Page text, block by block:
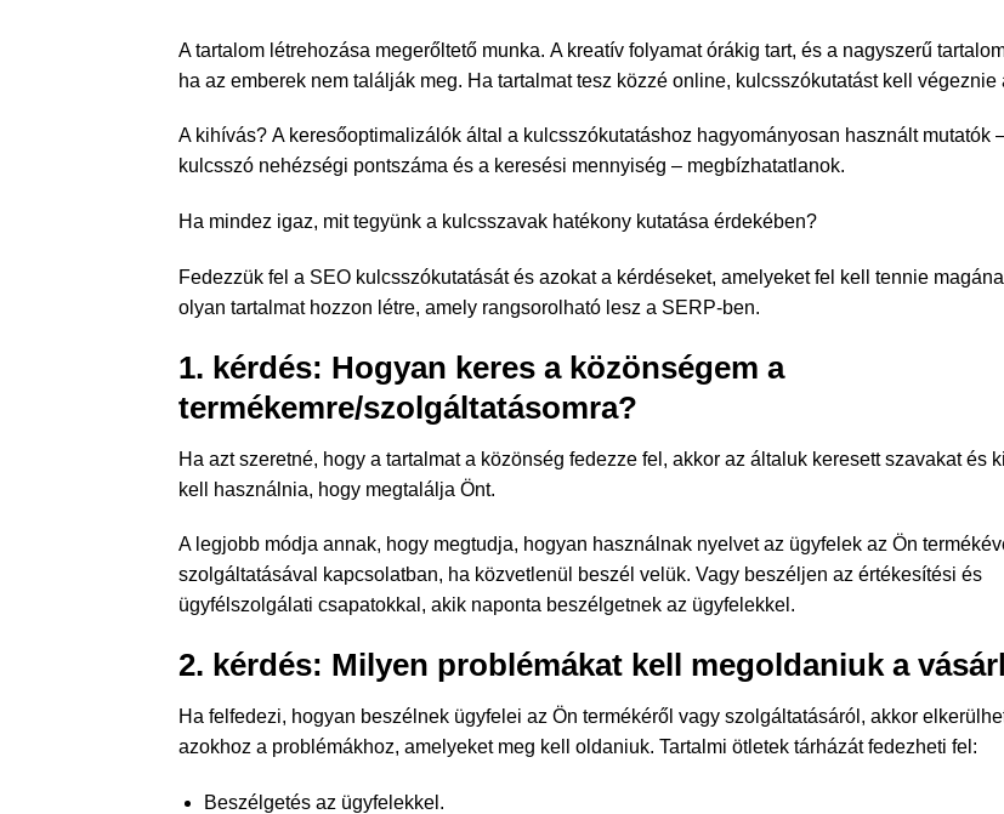
A tartalom létrehozása megerőltető munka. A kreatív folyamat órákig tart, és a nagyszerű
ha az emberek nem találják meg. Ha tartalmat tesz közzé online, kulcsszókutatást kell végeznie
A kihívás? A keresőoptimalizálók által a kulcsszókutatáshoz hagyományosan használt mutatók
kulcsszó nehézségi pontszáma és a keresési mennyiség – megbízhatatlanok.
Ha mindez igaz, mit tegyünk a kulcsszavak hatékony kutatása érdekében?
Fedezzük fel a SEO kulcsszókutatását és azokat a kérdéseket, amelyeket fel kell tennie
olyan tartalmat hozzon létre, amely rangsorolható lesz a SERP-ben.
1. kérdés: Hogyan keres a közönségem a
termékemre/szolgáltatásomra?
Ha azt szeretné, hogy a tartalmat a közönség fedezze fel, akkor az általuk keresett szavakat és
kell használnia, hogy megtalálja Önt.
A legjobb módja annak, hogy megtudja, hogyan használnak nyelvet az ügyfelek az Ön
szolgáltatásával kapcsolatban, ha közvetlenül beszél velük. Vagy beszéljen az értékesítési és
ügyfélszolgálati csapatokkal, akik naponta beszélgetnek az ügyfelekkel.
2. kérdés: Milyen problémákat kell megoldaniuk a
Ha felfedezi, hogyan beszélnek ügyfelei az Ön termékéről vagy szolgáltatásáról, akkor
azokhoz a problémákhoz, amelyeket meg kell oldaniuk. Tartalmi ötletek tárházát fedezheti fel:
Beszélgetés az ügyfelekkel.